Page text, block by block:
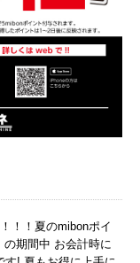
！！夏のmibonポイ
期間中 お会計時に